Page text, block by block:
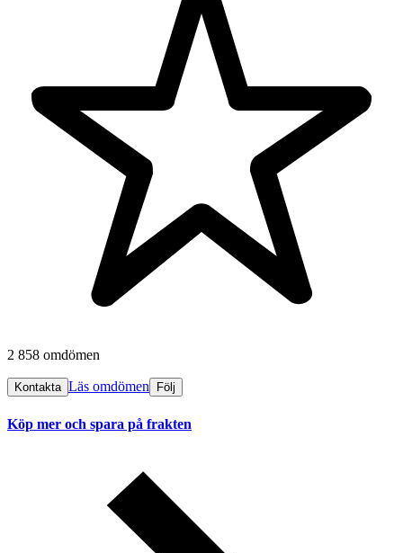
2 858 omdömen
Kontakta Läs omdömen Följ
Köp mer och spara på frakten